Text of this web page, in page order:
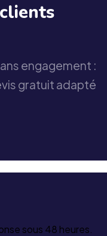
engagement :
gratuit adapté
sous 48 heures.